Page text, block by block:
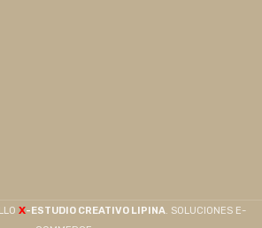
X-ESTUDIO CREATIVO LIPINA. SOLUCIONES E-